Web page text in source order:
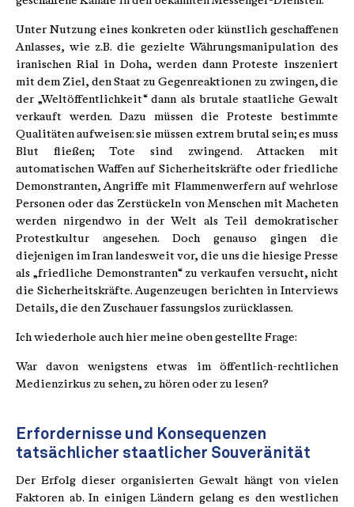
Unter Nutzung eines konkreten oder künstlich geschaffenen
Anlasses, wie z.B. die gezielte Währungsmanipulation des
iranischen Rial in Doha, werden dann Proteste inszeniert
mit dem Ziel, den Staat zu Gegenreaktionen zu zwingen, die
der „Weltöffentlichkeit“ dann als brutale staatliche Gewalt
verkauft werden. Dazu müssen die Proteste bestimmte
Qualitäten aufweisen: sie müssen extrem brutal sein; es muss
Blut fließen; Tote sind zwingend. Attacken mit
automatischen Waffen auf Sicherheitskräfte oder friedliche
Demonstranten, Angriffe mit Flammenwerfern auf wehrlose
Personen oder das Zerstückeln von Menschen mit Macheten
werden nirgendwo in der Welt als Teil demokratischer
Protestkultur angesehen. Doch genauso gingen die
diejenigen im Iran landesweit vor, die uns die hiesige Presse
als „friedliche Demonstranten“ zu verkaufen versucht, nicht
die Sicherheitskräfte. Augenzeugen berichten in Interviews
Details, die den Zuschauer fassungslos zurücklassen.
Ich wiederhole auch hier meine oben gestellte Frage:
War davon wenigstens etwas im öffentlich-rechtlichen
Medienzirkus zu sehen, zu hören oder zu lesen?
Erfordernisse und Konsequenzen
tatsächlicher staatlicher Souveränität
Der Erfolg dieser organisierten Gewalt hängt von vielen
Faktoren ab. In einigen Ländern gelang es den westlichen